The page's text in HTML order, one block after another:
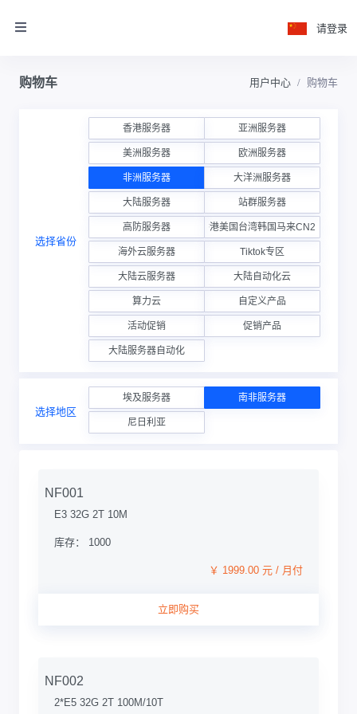
请登录
购物车 用户中心 购物车
选择省份
香港服务器 亚洲服务器
美洲服务器 欧洲服务器
非洲服务器 大洋洲服务器
大陆服务器 站群服务器
高防服务器 香港美国台湾韩国马来CN2云
海外云服务器 Tiktok专区
大陆云服务器 大陆自动化云
算力云 自定义产品
活动促销 促销产品
大陆服务器自动化
选择地区
埃及服务器 南非服务器
尼日利亚
NF001
E3 32G 2T 10M
库存： 1000
￥ 1999.00 元 / 月付
立即购买
NF002
2*E5 32G 2T 100M/10T